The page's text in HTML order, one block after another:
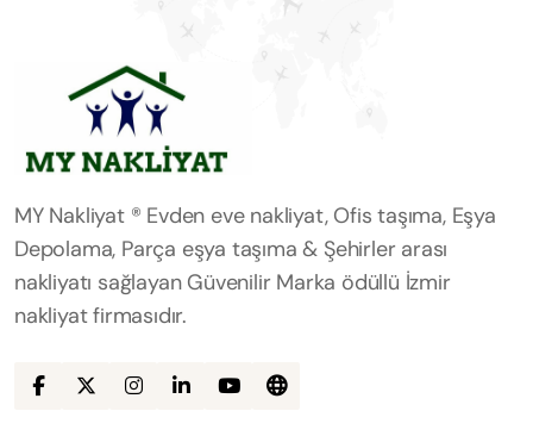
MY Nakliyat ® Evden eve nakliyat, Ofis taşıma, Eşya
Depolama, Parça eşya taşıma & Şehirler arası
nakliyatı sağlayan Güvenilir Marka ödüllü İzmir
nakliyat firmasıdır.